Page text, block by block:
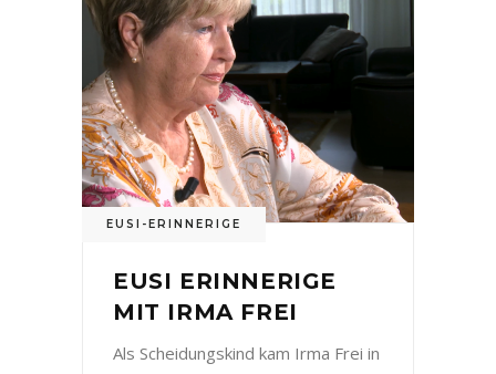
EUSI-ERINNERIGE
EUSI ERINNERIGE
MIT IRMA FREI
Als Scheidungskind kam Irma Frei in